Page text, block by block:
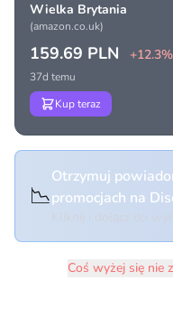
Wielka Brytania
(amazon.co.uk)
159.69 PLN +12.3%
37d temu
Kup teraz
📉
Otrzymuj
promocjach na
Coś wyżej się nie